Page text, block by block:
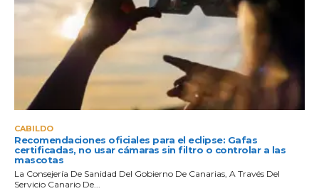
CABILDO
Recomendaciones oficiales para el eclipse: Gafas
certificadas, no usar cámaras sin filtro o controlar a las
mascotas
La Consejería De Sanidad Del Gobierno De Canarias, A Través Del
Servicio Canario De...